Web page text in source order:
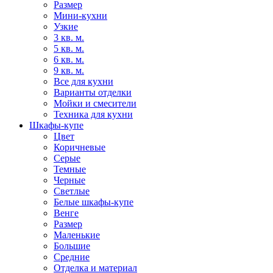
Размер
Мини-кухни
Узкие
3 кв. м.
5 кв. м.
6 кв. м.
9 кв. м.
Все для кухни
Варианты отделки
Мойки и смесители
Техника для кухни
Шкафы-купе
Цвет
Коричневые
Серые
Темные
Черные
Светлые
Белые шкафы-купе
Венге
Размер
Маленькие
Большие
Средние
Отделка и материал